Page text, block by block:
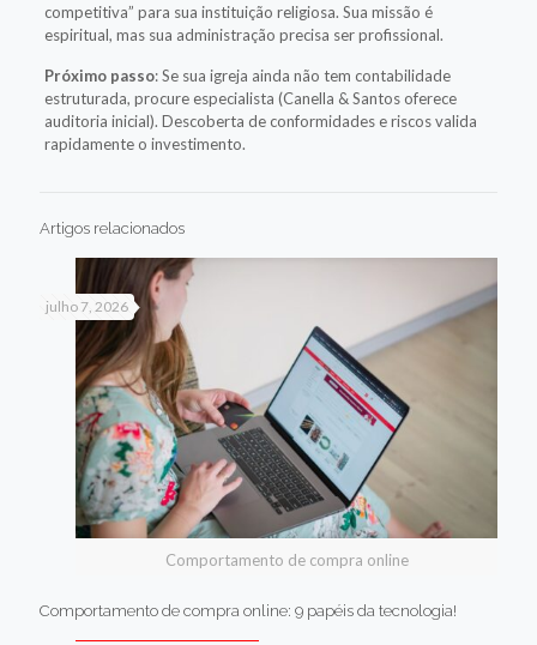
competitiva” para sua instituição religiosa. Sua missão é
espiritual, mas sua administração precisa ser profissional.
Próximo passo: Se sua igreja ainda não tem contabilidade
estruturada, procure especialista (Canella & Santos oferece
auditoria inicial). Descoberta de conformidades e riscos valida
rapidamente o investimento.
Artigos relacionados
Comportamento de compra online
julho 7, 2026
Comportamento de compra online: 9 papéis da tecnologia!